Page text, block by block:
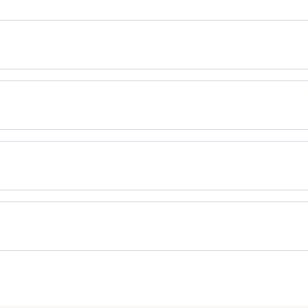
igiełkami od For Your Beauty. Powierzchnia typu soft
i zdrowy połysk.
i od czasu do czasu umyć łagodnym szamponem.
do wyschnięcia.